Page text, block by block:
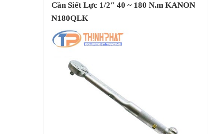
Cần Siết Lực 1/2″ 40 ~ 180 N.m KANON
N180QLK